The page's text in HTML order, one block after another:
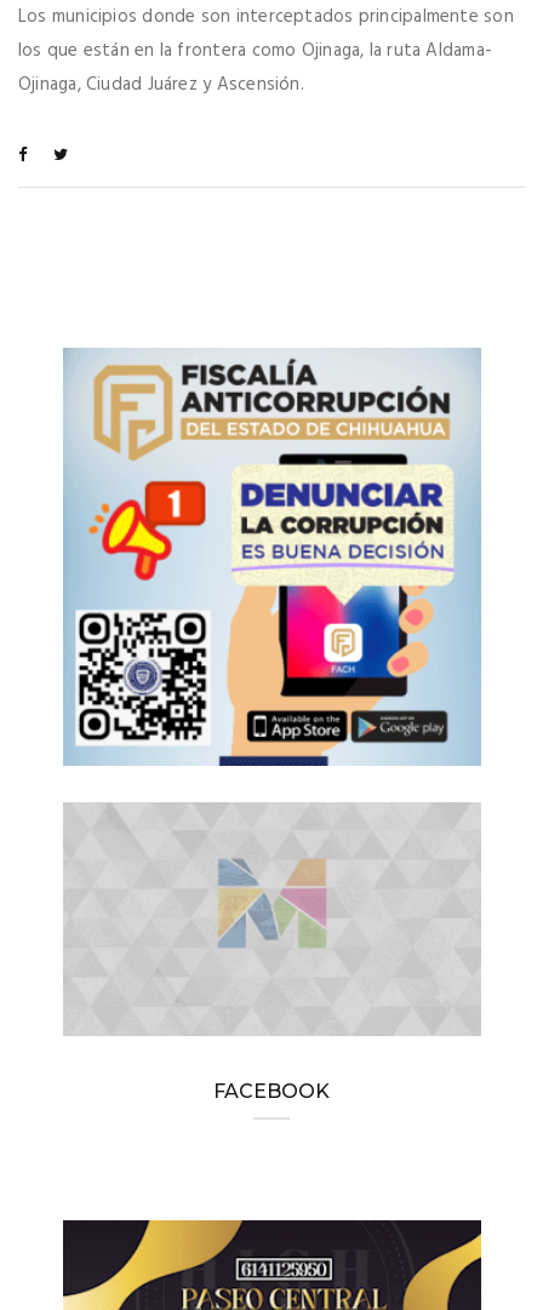
Los municipios donde son interceptados principalmente son
los que están en la frontera como Ojinaga, la ruta Aldama-
Ojinaga, Ciudad Juárez y Ascensión.
FACEBOOK